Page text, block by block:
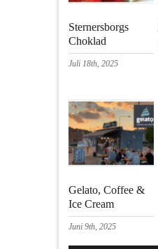
Sternersborgs
Choklad
Juli 18th, 2025
Gelato, Coffee &
Ice Cream
Juni 9th, 2025